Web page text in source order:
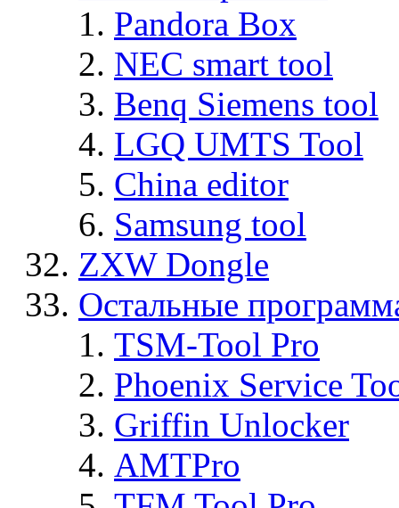
Pandora Box
NEC smart tool
Benq Siemens tool
LGQ UMTS Tool
China editor
Samsung tool
ZXW Dongle
Остальные
TSM-Tool Pro
Phoenix Service
Griffin Unlocker
AMTPro